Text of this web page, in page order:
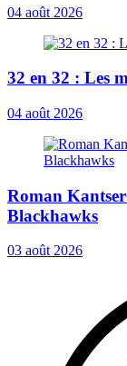
04 août 2026
32 en 32 : Les
04 août 2026
Roman
Blackhawks
03 août 2026